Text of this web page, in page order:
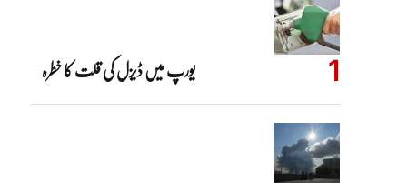
یورپ میں ڈیزل کی قلت کا خطرہ